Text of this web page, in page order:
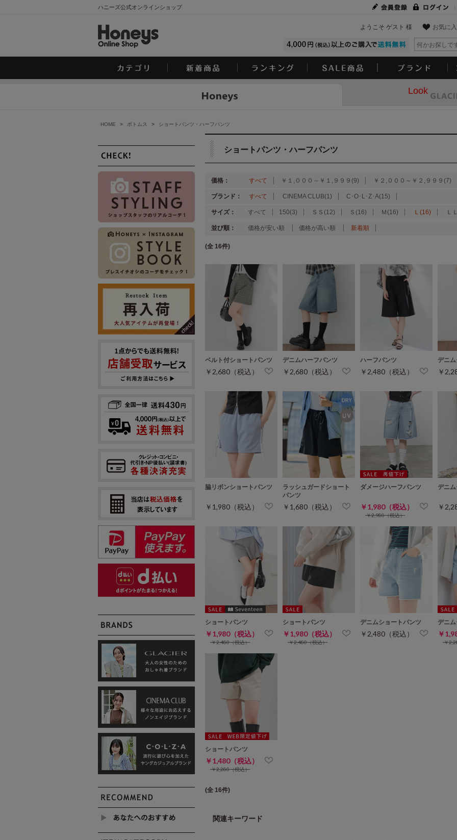
ハニーズ公式オンラインショップ
お気に入
ようこそ ゲスト 様
Look
HOME > ボトムス > ショートパンツ・ハーフパンツ
ショートパンツ・ハーフパンツ
価格： すべて ￥１,０００～￥１,９９９(9) ￥２,０００～￥２,９９９(7)
ブランド： すべて CINEMA CLUB(1) C･O･L･Z･A(15)
サイズ： すべて 150(3) ＳＳ(12) Ｓ(16) Ｍ(16) Ｌ(16) Ｌ
並び順： 価格が安い順 価格が高い順 新着順
(全 16件)
ベルト付ショートパンツ
￥2,680（税込）
デニムハーフパンツ
￥2,680（税込）
ハーフパンツ
￥2,480（税込）
デニ
￥
脇リボンショートパンツ
￥1,980（税込）
ラッシュガードショート
パンツ
￥1,680（税込）
ダメージハーフパンツ
￥1,980（税込）
￥2,980（税込）
デニ
￥
ショートパンツ
￥1,980（税込）
￥2,480（税込）
ショートパンツ
￥1,980（税込）
￥2,480（税込）
デニムショートパンツ
￥2,480（税込）
デニ
￥
￥
ショートパンツ
￥1,480（税込）
￥2,280（税込）
(全 16件)
関連キーワード